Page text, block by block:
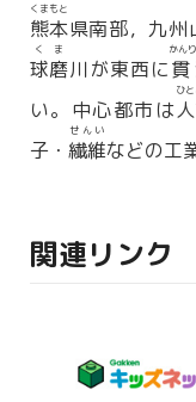
熊本
くまもと
県南部，九州
球磨
くま
川が東西に
かん
い。中心都市は
ひ
子・ 繊維
せんい
などの工
関連リンク